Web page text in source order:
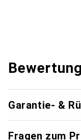
Garantie- &
Fragen zum